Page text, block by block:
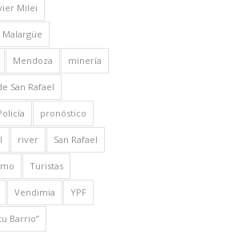
Milei
Malargüe
Mendoza minería
San Rafael
pronóstico
river San Rafael
Turistas
Vendimia YPF
Barrio”